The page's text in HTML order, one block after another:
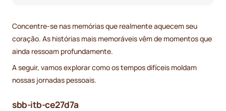
Concentre-se nas memórias que realmente aquecem seu
coração. As histórias mais memoráveis vêm de momentos que
ainda ressoam profundamente.
A seguir, vamos explorar como os tempos difíceis moldam
nossas jornadas pessoais.
sbb-itb-ce27d7a